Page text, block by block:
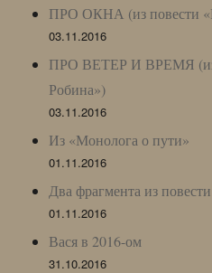
ПРО ОКНА (из повести
03.11.2016
ПРО ВЕТЕР И ВРЕМЯ (из
Робина»)
03.11.2016
Из «Монолога о пути»
01.11.2016
Два фрагмента из
01.11.2016
Вася в 2016-ом
31.10.2016